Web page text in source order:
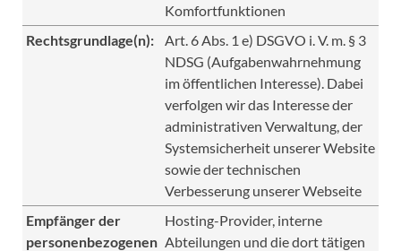
Komfortfunktionen
Rechtsgrundlage(n):
Art. 6 Abs. 1 e) DSGVO i. V. m. § 3
NDSG (Aufgabenwahrnehmung
im öffentlichen Interesse). Dabei
verfolgen wir das Interesse der
administrativen Verwaltung, der
Systemsicherheit unserer Website
sowie der technischen
Verbesserung unserer Webseite
Empfänger der
personenbezogenen
Hosting-Provider, interne
Abteilungen und die dort tätigen